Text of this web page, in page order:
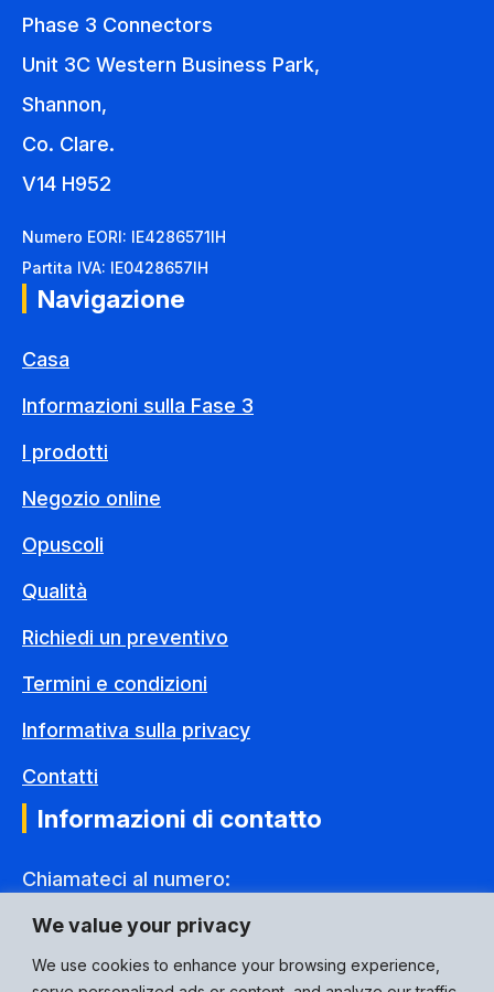
We value your privacy
We use cookies to enhance your browsing experience,
Phase 3 Connectors
Unit 3C Western Business Park,
Shannon,
Co. Clare.
V14 H952
Numero EORI: IE4286571IH
Partita IVA: IE0428657IH
Navigazione
Casa
Informazioni sulla Fase 3
I prodotti
Negozio online
Opuscoli
Qualità
Richiedi un preventivo
Termini e condizioni
Informativa sulla privacy
Contatti
Informazioni di contatto
Chiamateci al numero:
+44(0) 1592 775995
Indirizzo e-mail: